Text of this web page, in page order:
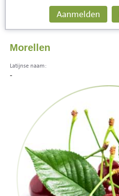
Aanmelden
Morellen
Latijnse naam:
-